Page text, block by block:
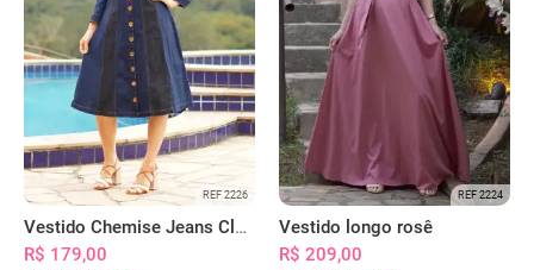
REF 2226
Vestido Chemise Jeans Clássica Serena
R$ 179,00
REF 2224
Vestido longo rosê
R$ 209,00